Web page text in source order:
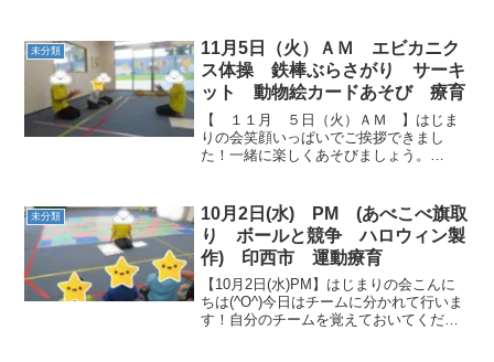
な？？ ボールが増えてる・・・気を付け
て！ サーキッ...
未分類
11月5日（火）ＡＭ エビカニク
ス体操 鉄棒ぶらさがり サーキ
ット 動物絵カードあそび 療育
【 １１月 ５日（火）ＡＭ 】はじま
りの会笑顔いっぱいでご挨拶できまし
た！一緒に楽しくあそびましょう。
ぶらさがりとても上手にぶらさがれたの
で、ボールを挟んで...
未分類
10月2日(水) PM (あべこべ旗取
り ボールと競争 ハロウィン製
作) 印西市 運動療育
【10月2日(水)PM】はじまりの会こんに
ちは(^O^)今日はチームに分かれて行いま
す！自分のチームを覚えておいてくださ